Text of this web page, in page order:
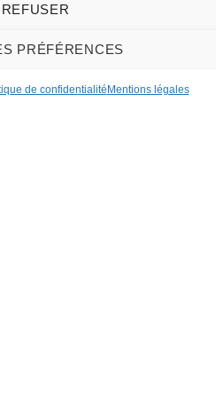
REFUSER
PRÉFÉRENCES
de confidentialité Mentions légales